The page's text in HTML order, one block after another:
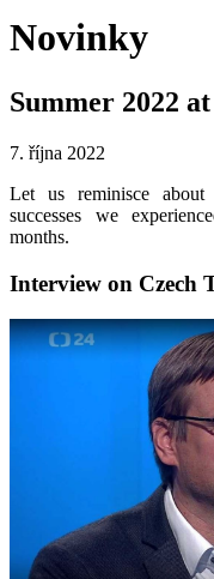
Novinky
Summer 2022
7. října 2022
Let us reminisce about
successes we
months.
Interview on Czech